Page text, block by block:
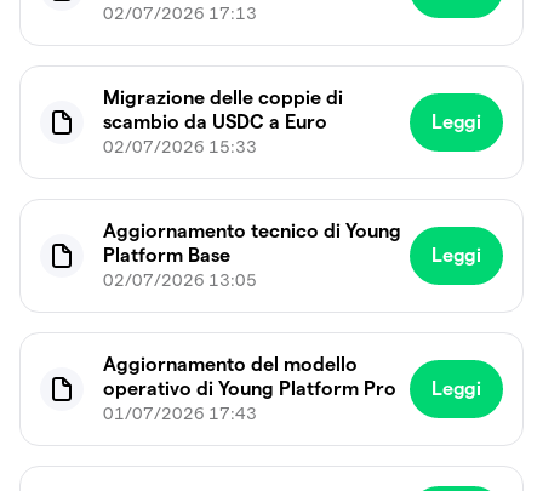
02/07/2026 17:13
Migrazione delle coppie di
scambio da USDC a Euro
02/07/2026 15:33
Leggi
Aggiornamento tecnico di Young
Platform Base
02/07/2026 13:05
Leggi
Aggiornamento del modello
operativo di Young Platform Pro
01/07/2026 17:43
Leggi